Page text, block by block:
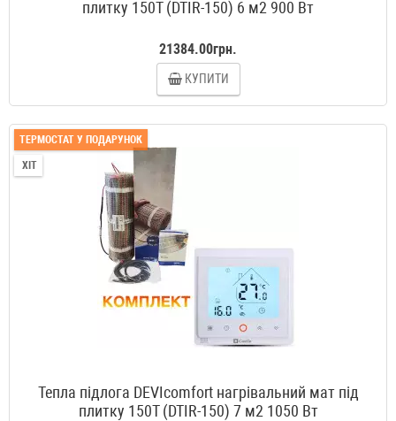
плитку 150T (DTIR-150) 6 м2 900 Вт
21384.00грн.
КУПИТИ
ТЕРМОСТАТ У ПОДАРУНОК
ХІТ
Тепла підлога DEVIcomfort нагрівальний мат під
плитку 150T (DTIR-150) 7 м2 1050 Вт